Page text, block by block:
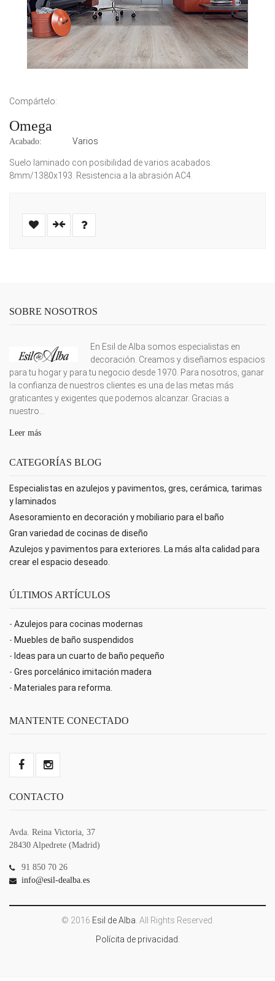
Compártelo:
Omega
Acabado: Varios
Suelo laminado con posibilidad de varios acabados.
8mm/1380x193. Resistencia a la abrasión AC4.
SOBRE NOSOTROS
En Esil de Alba somos especialistas en
decoración. Creamos y diseñamos espacios
para tu hogar y para tu negocio desde 1970. Para nosotros, ganar
la confianza de nuestros clientes es una de las metas más
graticantes y exigentes que podemos alcanzar. Gracias a
nuestro...
Leer más
CATEGORÍAS BLOG
Especialistas en azulejos y pavimentos, gres, cerámica, tarimas
y laminados
Asesoramiento en decoración y mobiliario para el baño
Gran variedad de cocinas de diseño
Azulejos y pavimentos para exteriores. La más alta calidad para
crear el espacio deseado.
ÚLTIMOS ARTÍCULOS
- Azulejos para cocinas modernas
- Muebles de baño suspendidos
- Ideas para un cuarto de baño pequeño
- Gres porcelánico imitación madera
- Materiales para reforma.
MANTENTE CONECTADO
CONTACTO
Avda. Reina Victoria, 37
28430 Alpedrete (Madrid)
91 850 70 26
info@esil-dealba.es
© 2016 Esil de Alba . All Rights Reserved.
Polícita de privacidad.